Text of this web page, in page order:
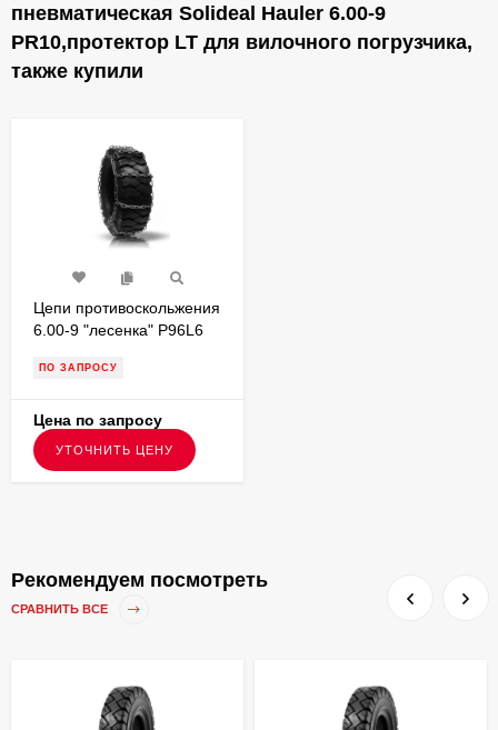
пневматическая Solideal Hauler 6.00-9
PR10,протектор LT для вилочного погрузчика,
также купили
Цепи противоскольжения
6.00-9 "лесенка" P96L6
6.00-9, для вилочных
ПО ЗАПРОСУ
Цена по запросу
УТОЧНИТЬ ЦЕНУ
Рекомендуем посмотреть
СРАВНИТЬ ВСЕ